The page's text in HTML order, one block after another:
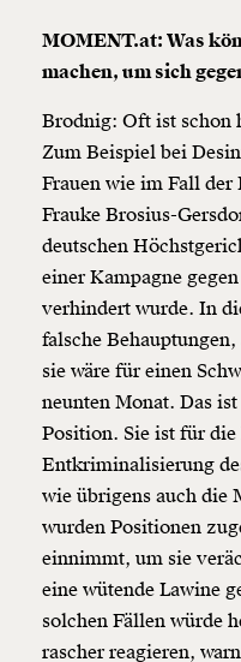
MOMENT.at: Was
machen, um sich
Brodnig: Oft ist schon
Zum Beispiel bei
Frauen wie im Fall der
Frauke Brosius-
deutschen
einer Kampagne
verhindert wurde. In
falsche
sie wäre für einen
neunten Monat. Das
Position. Sie ist für
Entkriminalisierung
wie übrigens auch die
wurden Positionen
einnimmt, um sie
eine wütende Lawine
solchen Fällen würde
rascher reagieren,